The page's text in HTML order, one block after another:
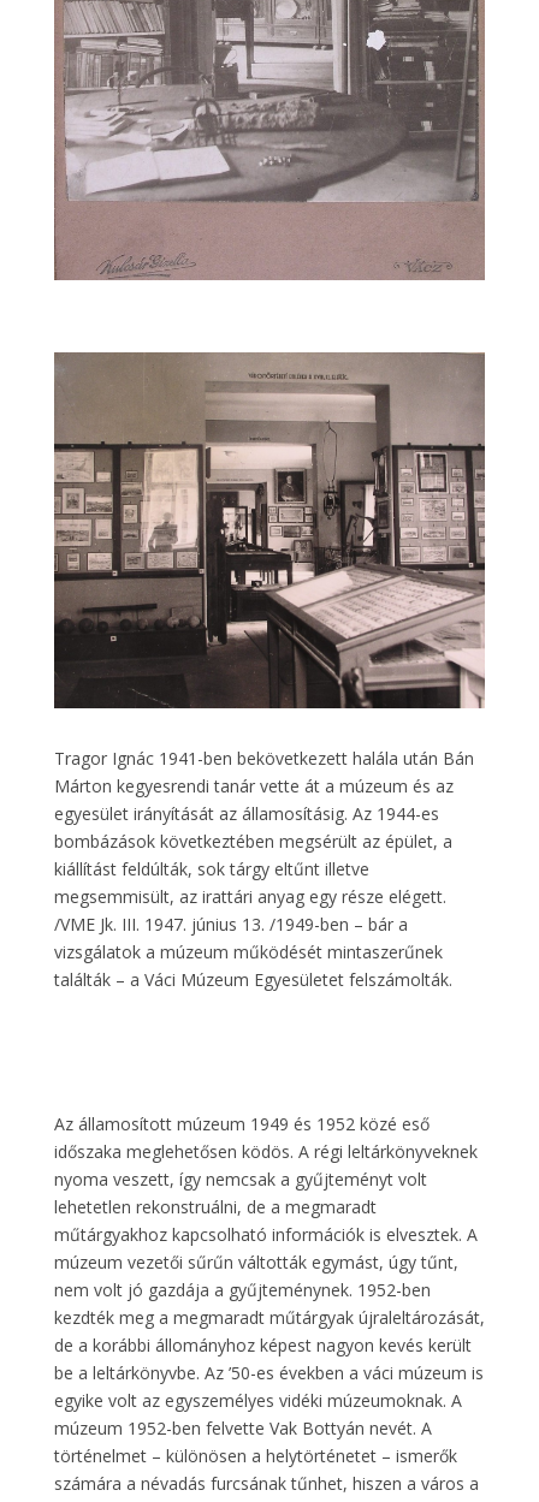
Tragor Ignác 1941-ben bekövetkezett halála után Bán
Márton kegyesrendi tanár vette át a múzeum és az
egyesület irányítását az államosításig. Az 1944-es
bombázások következtében megsérült az épület, a
kiállítást feldúlták, sok tárgy eltűnt illetve
megsemmisült, az irattári anyag egy része elégett.
/VME Jk. III. 1947. június 13. /1949-ben – bár a
vizsgálatok a múzeum működését mintaszerűnek
találták – a Váci Múzeum Egyesületet felszámolták.
Az államosított múzeum 1949 és 1952 közé eső
időszaka meglehetősen ködös. A régi leltárkönyveknek
nyoma veszett, így nemcsak a gyűjteményt volt
lehetetlen rekonstruálni, de a megmaradt
műtárgyakhoz kapcsolható információk is elvesztek. A
múzeum vezetői sűrűn váltották egymást, úgy tűnt,
nem volt jó gazdája a gyűjteménynek. 1952-ben
kezdték meg a megmaradt műtárgyak újraleltározását,
de a korábbi állományhoz képest nagyon kevés került
be a leltárkönyvbe. Az ’50-es években a váci múzeum is
egyike volt az egyszemélyes vidéki múzeumoknak. A
múzeum 1952-ben felvette Vak Bottyán nevét. A
történelmet – különösen a helytörténetet – ismerők
számára a névadás furcsának tűnhet, hiszen a város a